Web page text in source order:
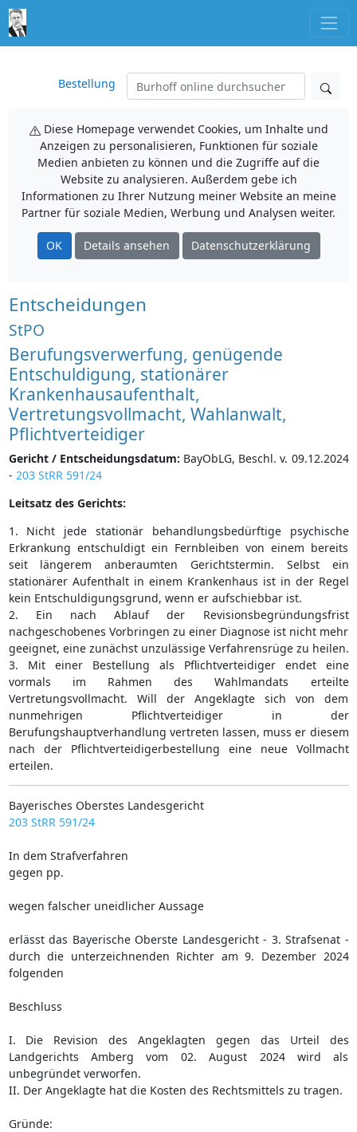
Bestellung
Diese Homepage verwendet Cookies, um Inhalte und
Anzeigen zu personalisieren, Funktionen für soziale
Medien anbieten zu können und die Zugriffe auf die
Website zu analysieren. Außerdem gebe ich
Informationen zu Ihrer Nutzung meiner Website an meine
Partner für soziale Medien, Werbung und Analysen weiter.
OK Details ansehen Datenschutzerklärung
Entscheidungen
StPO
Berufungsverwerfung, genügende
Entschuldigung, stationärer
Krankenhausaufenthalt,
Vertretungsvollmacht, Wahlanwalt,
Pflichtverteidiger
Gericht / Entscheidungsdatum: BayObLG, Beschl. v. 09.12.2024
- 203 StRR 591/24
Leitsatz des Gerichts:
1. Nicht jede stationär behandlungsbedürftige psychische
Erkrankung entschuldigt ein Fernbleiben von einem bereits
seit längerem anberaumten Gerichtstermin. Selbst ein
stationärer Aufenthalt in einem Krankenhaus ist in der Regel
kein Entschuldigungsgrund, wenn er aufschiebbar ist.
2. Ein nach Ablauf der Revisionsbegründungsfrist
nachgeschobenes Vorbringen zu einer Diagnose ist nicht mehr
geeignet, eine zunächst unzulässige Verfahrensrüge zu heilen.
3. Mit einer Bestellung als Pflichtverteidiger endet eine
vormals im Rahmen des Wahlmandats erteilte
Vertretungsvollmacht. Will der Angeklagte sich von dem
nunmehrigen Pflichtverteidiger in der
Berufungshauptverhandlung vertreten lassen, muss er diesem
nach der Pflichtverteidigerbestellung eine neue Vollmacht
erteilen.
Bayerisches Oberstes Landesgericht
203 StRR 591/24
In dem Strafverfahren
gegen pp.
wegen falscher uneidlicher Aussage
erlässt das Bayerische Oberste Landesgericht - 3. Strafsenat -
durch die unterzeichnenden Richter am 9. Dezember 2024
folgenden
Beschluss
I. Die Revision des Angeklagten gegen das Urteil des
Landgerichts Amberg vom 02. August 2024 wird als
unbegründet verworfen.
II. Der Angeklagte hat die Kosten des Rechtsmittels zu tragen.
Gründe: